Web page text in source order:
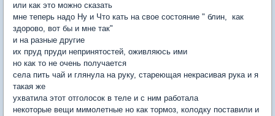
или как это можно сказать
мне теперь надо Ну и Что кать на свое состояние " блин, как
здорово, вот бы и мне так"
и на разные другие
их пруд пруди непринятостей, оживляюсь ими
но как то не очень получается
села пить чай и глянула на руку, стареющая некрасивая рука и я
такая же
ухватила этот отголосок в теле и с ним работала
некоторые вещи мимолетные но как тормоз, колодку поставили и